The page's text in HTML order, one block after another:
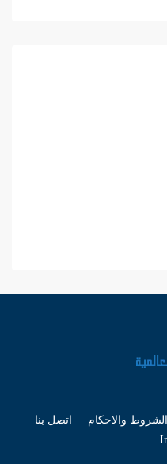
الشروط والاحكام
اتصل بنا